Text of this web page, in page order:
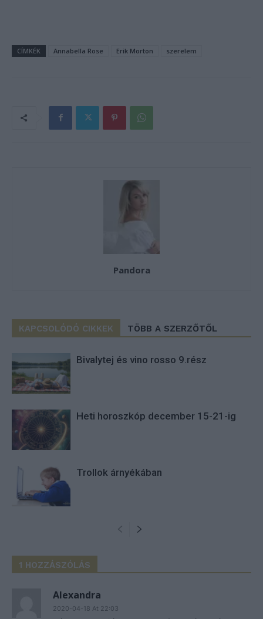
CÍMKÉK Annabella Rose Erik Morton szerelem
Pandora
KAPCSOLÓDÓ CIKKEK TÖBB A SZERZŐTŐL
Bivalytej és vino rosso 9.rész
Heti horoszkóp december 15-21-ig
Trollok árnyékában
1 HOZZÁSZÓLÁS
Alexandra
2020-04-18 At 22:03